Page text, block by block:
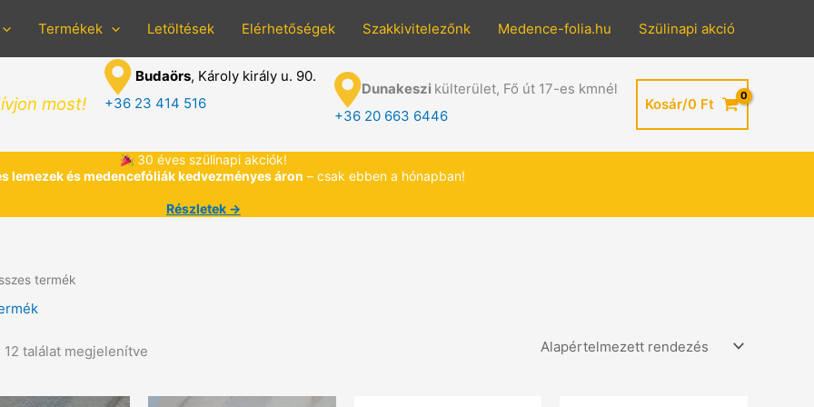
Termékek Letöltések Elérhetőségek Szakkivitelezőnk Medence-folia.hu Szülinapi akció
most!
Budaörs, Károly király u. 90.
+36 23 414 516
Dunakeszi külterület, Fő út 17-es kmnél
+36 20 663 6446
Kosár/0 Ft
30 éves szülinapi akciók!
lemezek és medencefóliák kedvezményes áron – csak ebben a hónapban!
Részletek →
termék
12 találat megjelenítve